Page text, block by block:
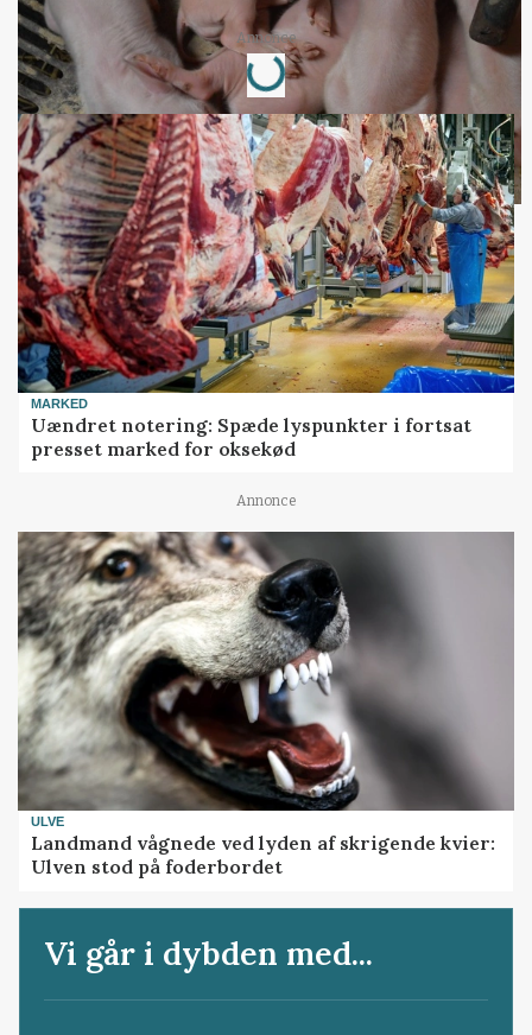
Annonce
Loading...
MARKED
Uændret notering: Spæde lyspunkter i fortsat
presset marked for oksekød
Annonce
ULVE
Landmand vågnede ved lyden af skrigende kvier:
Ulven stod på foderbordet
Vi går i dybden med...